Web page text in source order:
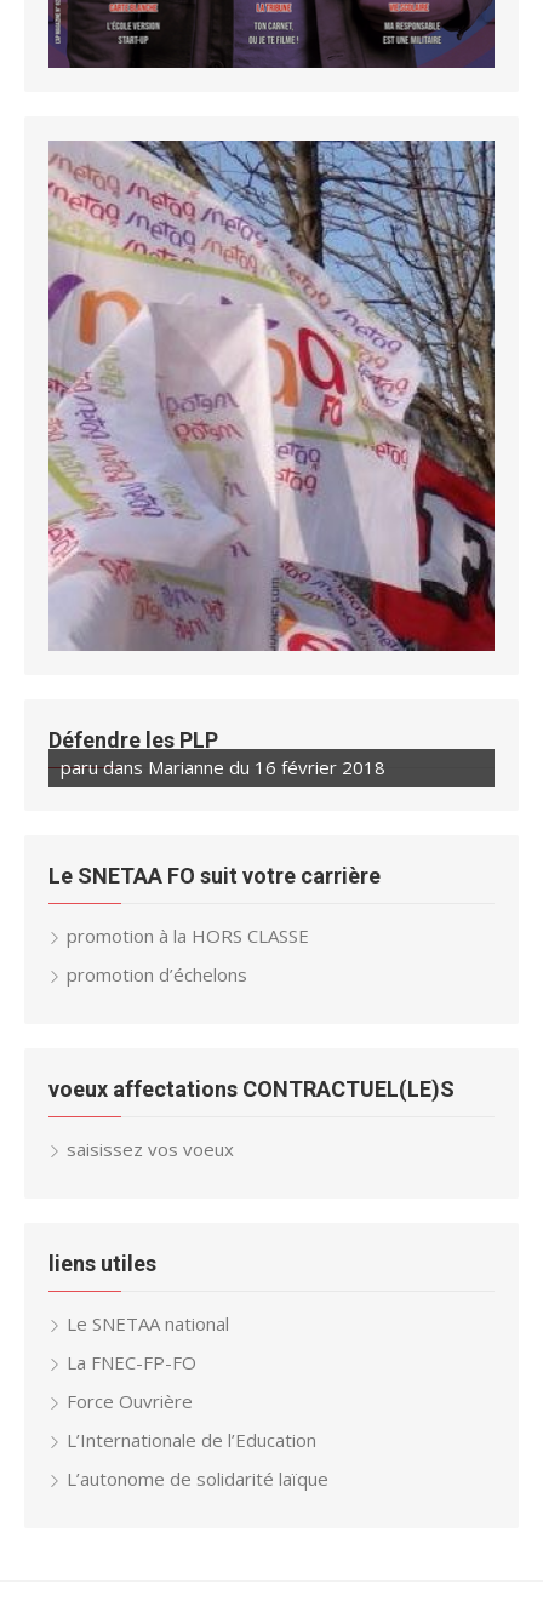
Défendre les PLP
paru dans Marianne du 16 février 2018
paru dans Marianne du 23 février 2018
Le SNETAA FO suit votre carrière
promotion à la HORS CLASSE
promotion d’échelons
voeux affectations CONTRACTUEL(LE)S
saisissez vos voeux
liens utiles
Le SNETAA national
La FNEC-FP-FO
Force Ouvrière
L’Internationale de l’Education
L’autonome de solidarité laïque